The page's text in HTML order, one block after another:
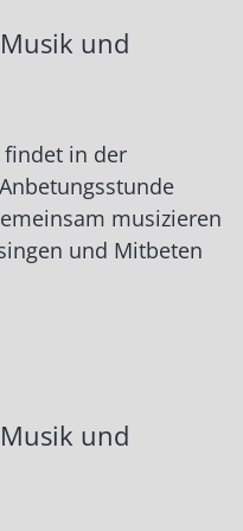
und
findet in der
musizieren
und Mitbeten
und